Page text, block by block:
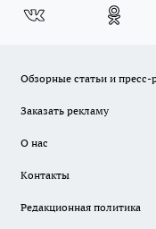
Обзорные статьи и пресс-
Заказать рекламу
О нас
Контакты
Редакционная политика